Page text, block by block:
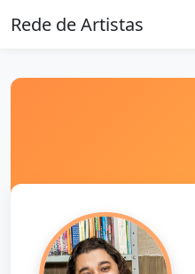
Rede de Artistas